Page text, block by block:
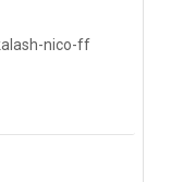
nico-ff